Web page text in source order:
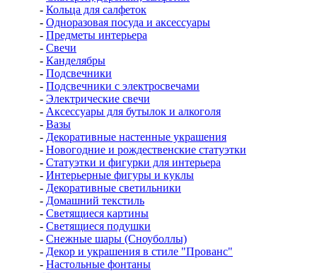
- Кольца для салфеток
- Одноразовая посуда и аксессуары
- Предметы интерьера
- Свечи
- Канделябры
- Подсвечники
- Подсвечники с электросвечами
- Электрические свечи
- Аксессуары для бутылок и алкоголя
- Вазы
- Декоративные настенные украшения
- Новогодние и рождественские статуэтки
- Статуэтки и фигурки для интерьера
- Интерьерные фигуры и куклы
- Декоративные светильники
- Домашний текстиль
- Светящиеся картины
- Светящиеся подушки
- Снежные шары (Сноуболлы)
- Декор и украшения в стиле "Прованс"
- Настольные фонтаны